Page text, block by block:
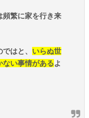
頻繁に家を行き来
はと、 いらぬ世
ない事情があるよ